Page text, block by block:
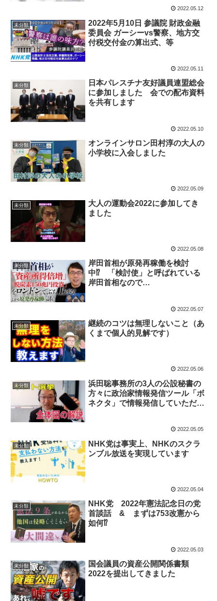
2022.05.12
未分類
2022年5月10日 参議院 財政金融
委員会 ガーシーvs警察、地方交
付税交付金の算出式、等
2022.05.11
未分類
日本パレスチナ友好議員連盟総会
に参加しました 会での配布資料
を共有します
2022.05.10
未分類
オンラインサロン田村淳の大人の
小学校に入会しました
2022.05.09
未分類
大人の運動会2022に参加してき
ました
2022.05.08
未分類
岸田首相が原発再稼働を検討
中⁉ 「検討使」と呼ばれている
岸田首相なので…
2022.05.07
未分類
継続のコツは無理しないこと（あ
くまで個人的見解です）
2022.05.06
未分類
浜田聡事務所の3人の公設秘書の
方々に政治家情報発信ツール「ボ
ネクタ」で情報発信していただい
2022.05.05
未分類
NHK党は事実上、NHKのスクラ
ンブル放送を実現しています
2022.05.04
未分類
NHK党 2022年憲法記念日の党
首談話 & まずは753改憲から
如何⁉
2022.05.03
未分類
国会議員の資産公開関係書類
2022を提出してきました